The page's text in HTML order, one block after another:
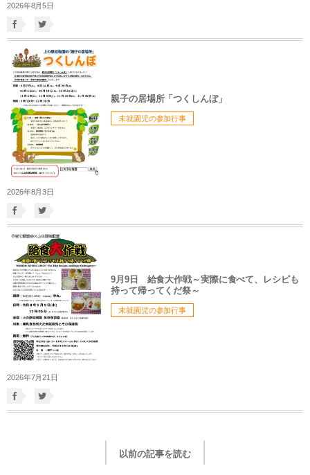
2026年8月5日
親子の居場所「つくしんぼ」
未就園児の参加行事
2026年8月3日
9月9日 給食大作戦～実際に食べて、レシピも
持って帰ってくだ祭～
未就園児の参加行事
2026年7月21日
以前の記事を読む